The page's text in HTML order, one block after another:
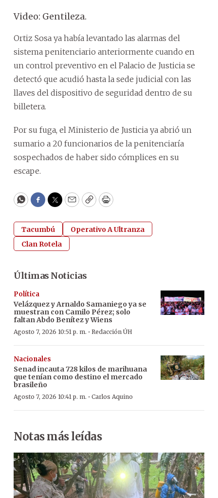
Video: Gentileza.
Ortiz Sosa ya había levantado las alarmas del
sistema penitenciario anteriormente cuando en
un control preventivo en el Palacio de Justicia se
detectó que acudió hasta la sede judicial con las
llaves del dispositivo de seguridad dentro de su
billetera.
Por su fuga, el Ministerio de Justicia ya abrió un
sumario a 20 funcionarios de la penitenciaría
sospechados de haber sido cómplices en su
escape.
WhatsApp
Facebook
Twitter
EmailCopyPrint
Tacumbú
Operativo A Ultranza
Clan Rotela
Últimas Noticias
Política
Velázquez y Arnaldo Samaniego ya se
muestran con Camilo Pérez; solo
faltan Abdo Benítez y Wiens
Agosto 7, 2026 10:51 p. m. · Redacción ÚH
Nacionales
Senad incauta 728 kilos de marihuana
que tenían como destino el mercado
brasileño
Agosto 7, 2026 10:41 p. m. · Carlos Aquino
Notas más leídas